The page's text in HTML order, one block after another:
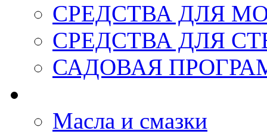
СРЕДСТВА ДЛЯ
СРЕДСТВА ДЛЯ
САДОВАЯ
Масла и смазки